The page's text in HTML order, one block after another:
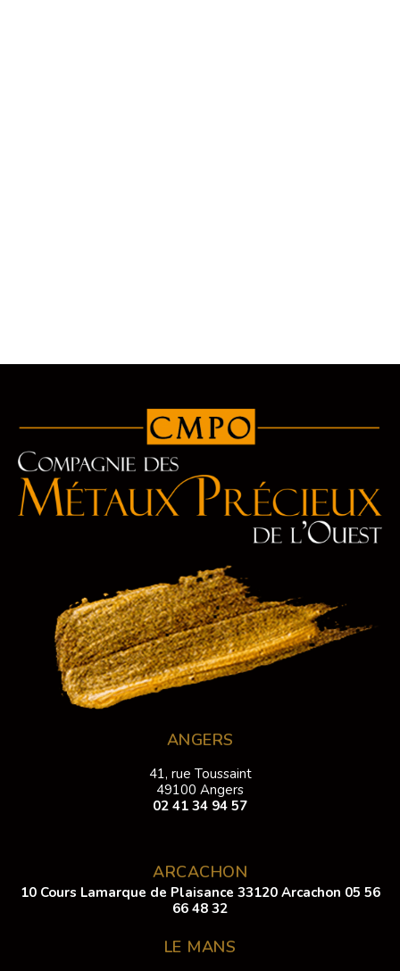
ANGERS
41, rue Toussaint
49100 Angers
02 41 34 94 57
ARCACHON
10 Cours Lamarque de Plaisance 33120 Arcachon 05 56
66 48 32
LE MANS